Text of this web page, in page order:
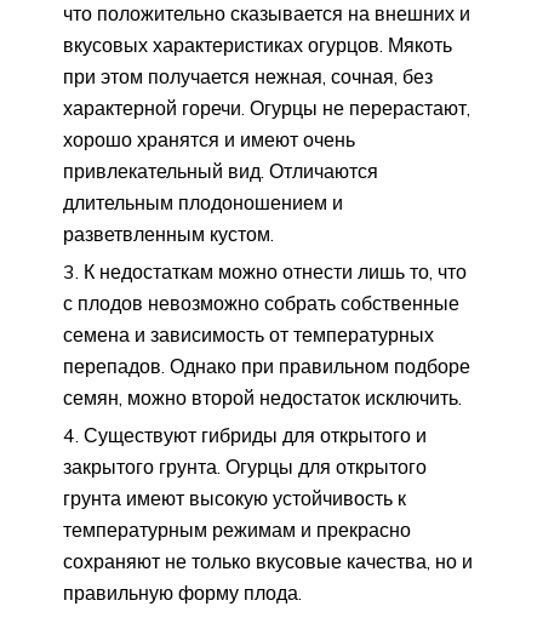
что положительно сказывается на внешних и
вкусовых характеристиках огурцов. Мякоть
при этом получается нежная, сочная, без
характерной горечи. Огурцы не перерастают,
хорошо хранятся и имеют очень
привлекательный вид. Отличаются
длительным плодоношением и
разветвленным кустом.
К недостаткам можно отнести лишь то, что
с плодов невозможно собрать собственные
семена и зависимость от температурных
перепадов. Однако при правильном подборе
семян, можно второй недостаток исключить.
Существуют гибриды для открытого и
закрытого грунта. Огурцы для открытого
грунта имеют высокую устойчивость к
температурным режимам и прекрасно
сохраняют не только вкусовые качества, но и
правильную форму плода.